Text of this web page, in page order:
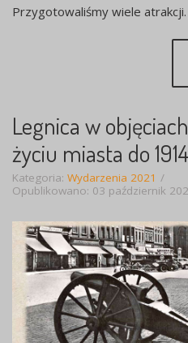
Przygotowaliśmy wiele atrakcji.
Legnica w
życiu miasta do
Kategoria: Wydarzenia 2021
Opublikowano: 03 październik